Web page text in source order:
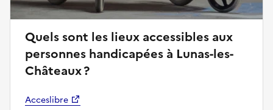
Quels sont les lieux accessibles aux
personnes handicapées à Lunas-les-
Châteaux ?
Acceslibre